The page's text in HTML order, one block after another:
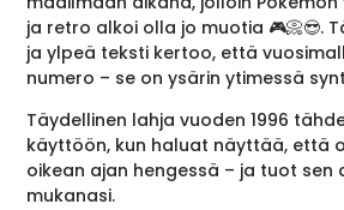
ja retro alkoi olla jo muotia 🎮📀😎.
ja ylpeä teksti kertoo, että
numero – se on ysärin ytimessä
Täydellinen lahja vuoden 1996
käyttöön, kun haluat näyttää, että
oikean ajan hengessä – ja tuot sen
mukanasi.